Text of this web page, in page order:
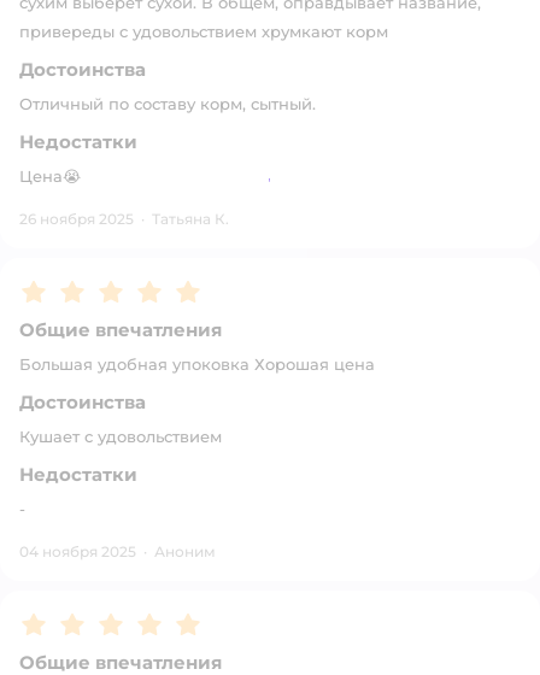
привереды с удовольствием хрумкают корм
Достоинства
Отличный по составу корм, сытный.
Недостатки
Цена😭
26 ноября 2025 · Татьяна К.
Рейтинг:5
Общие впечатления
Большая удобная упоковка Хорошая цена
Достоинства
Кушает с удовольствием
Недостатки
-
04 ноября 2025 · Аноним
Рейтинг:5
Общие впечатления